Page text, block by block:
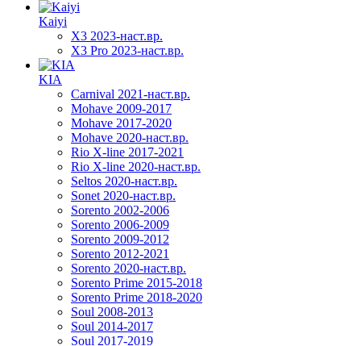
Kaiyi
X3 2023-наст.вр.
X3 Pro 2023-наст.вр.
KIA
Carnival 2021-наст.вр.
Mohave 2009-2017
Mohave 2017-2020
Mohave 2020-наст.вр.
Rio X-line 2017-2021
Rio X-line 2020-наст.вр.
Seltos 2020-наст.вр.
Sonet 2020-наст.вр.
Sorento 2002-2006
Sorento 2006-2009
Sorento 2009-2012
Sorento 2012-2021
Sorento 2020-наст.вр.
Sorento Prime 2015-2018
Sorento Prime 2018-2020
Soul 2008-2013
Soul 2014-2017
Soul 2017-2019